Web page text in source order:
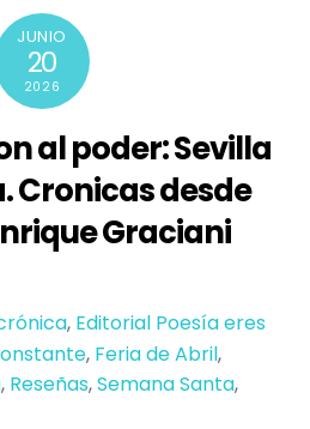
JUNIO
20
2026
al poder: Sevilla
Cronicas desde
Graciani
, Editorial Poesía eres
, Feria de Abril,
, Reseñas,Semana Santa,